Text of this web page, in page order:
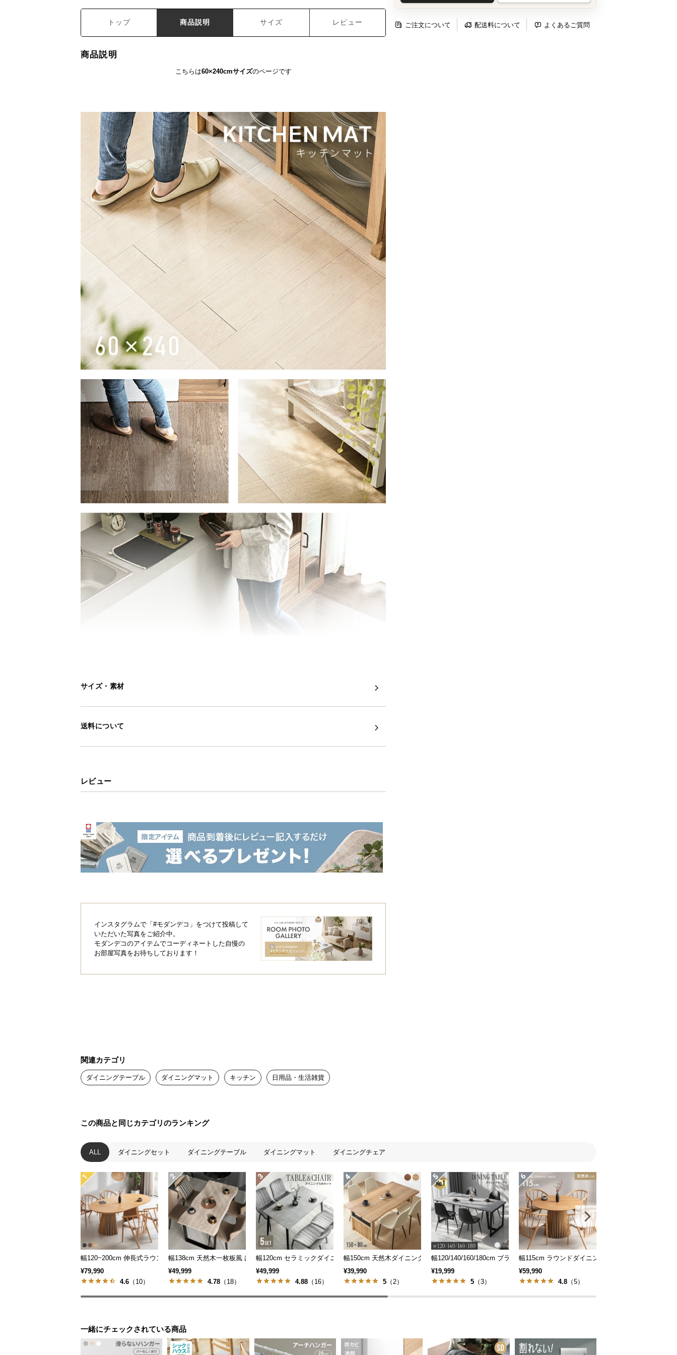
ご注文について 配送料について よくあるご質問
トップ 商品説明 サイズ レビュー
商品説明
こちらは60×240cmサイズのページです
サイズ・素材
送料について
レビュー
インスタグラムで「#モダンデコ」をつけて投稿して
いただいた写真をご紹介中。
モダンデコのアイテムでコーディネートした自慢の
お部屋写真をお待ちしております！
関連カテゴリ
ダイニングテーブル ダイニングマット キッチン 日用品・生活雑貨
この商品と同じカテゴリのランキング
ALL ダイニングセット ダイニングテーブル ダイニングマット ダイニングチェア
幅120~200cm 伸長式ラウンドダイニングテーブル 6人掛け 天然木突板 美しい格子デザイン
¥79,990
4.6 （10）
幅138cm 天然木一枚板風 はつりダイニングセット リアル木目調 4人掛け チェア4脚セット
¥49,999
4.78 （18）
幅120cm セラミックダイニングセット 4人掛け
¥49,999
4.88 （16）
幅150cm 天然木ダイニングテーブル 一枚板デザイン 4人掛け
¥39,990
5 （2）
幅120/140/160/180cm ブラックフレーム ダイニング 大理石調 4人掛け
¥19,999
5 （3）
幅115cm ラウンドダイニングテーブル 4人掛け 天然
¥59,990
4.8 （5）
一緒にチェックされている商品